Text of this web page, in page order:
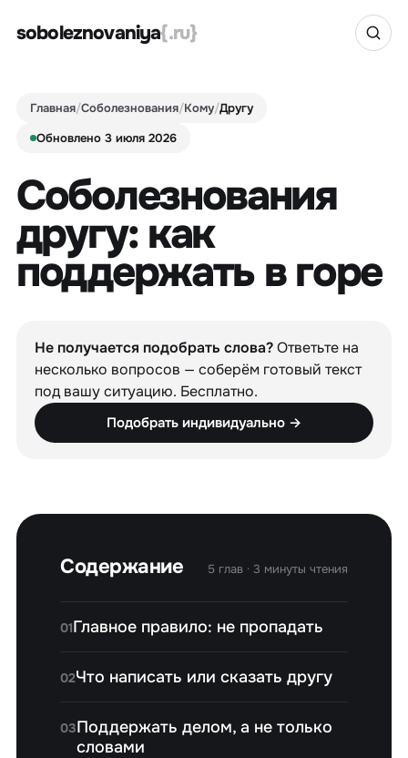
soboleznovaniya{.ru}
Главная/Соболезнования/Кому/Другу
Обновлено 3 июля 2026
Соболезнования
другу: как
поддержать в горе
Не получается подобрать слова?Ответьте на
несколько вопросов — соберём готовый текст
под вашу ситуацию. Бесплатно.
Подобрать индивидуально →
Содержание 5 глав · 3 минуты чтения
01Главное правило: не пропадать
02Что написать или сказать другу
03Поддержать делом, а не только
словами